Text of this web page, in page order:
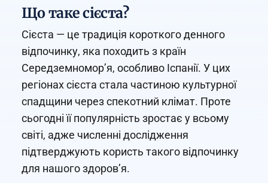
Що таке сієста?
Сієста — це традиція короткого денного
відпочинку, яка походить з країн
Середземномор’я, особливо Іспанії. У цих
регіонах сієста стала частиною культурної
спадщини через спекотний клімат. Проте
сьогодні її популярність зростає у всьому
світі, адже численні дослідження
підтверджують користь такого відпочинку
для нашого здоров’я.